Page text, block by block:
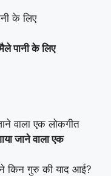
के लिए
पानी के लिए
वाला एक लोकगीत
जाने वाला एक
किन गुरु की याद आई?